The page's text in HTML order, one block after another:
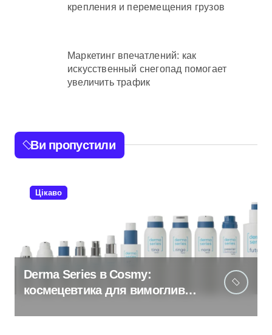
крепления и перемещения грузов
Маркетинг впечатлений: как
искусственный снегопад помогает
увеличить трафик
Ви пропустили
Цікаво
Derma Series в Cosmy:
космецевтика для вимогливої